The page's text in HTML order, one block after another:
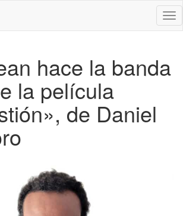
hace la banda
la película
de Daniel